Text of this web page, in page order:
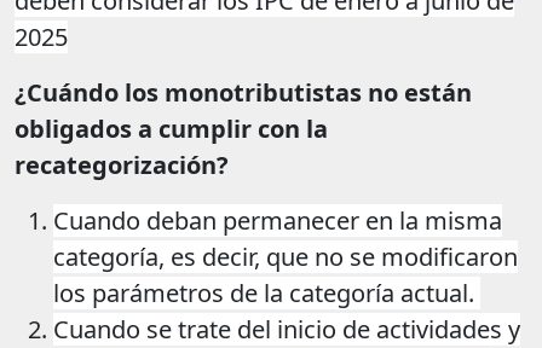
2025
¿Cuándo los monotributistas no están
obligados a cumplir con la
recategorización?
Cuando deban permanecer en la misma
categoría, es decir, que no se modificaron
los parámetros de la categoría actual.
Cuando se trate del inicio de actividades y